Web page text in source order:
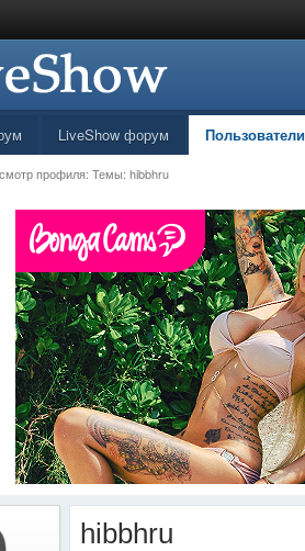
LiveShow форум Пользователи
профиля: Темы: hibbhru
hibbhru